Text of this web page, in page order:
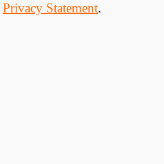
Privacy Statement.